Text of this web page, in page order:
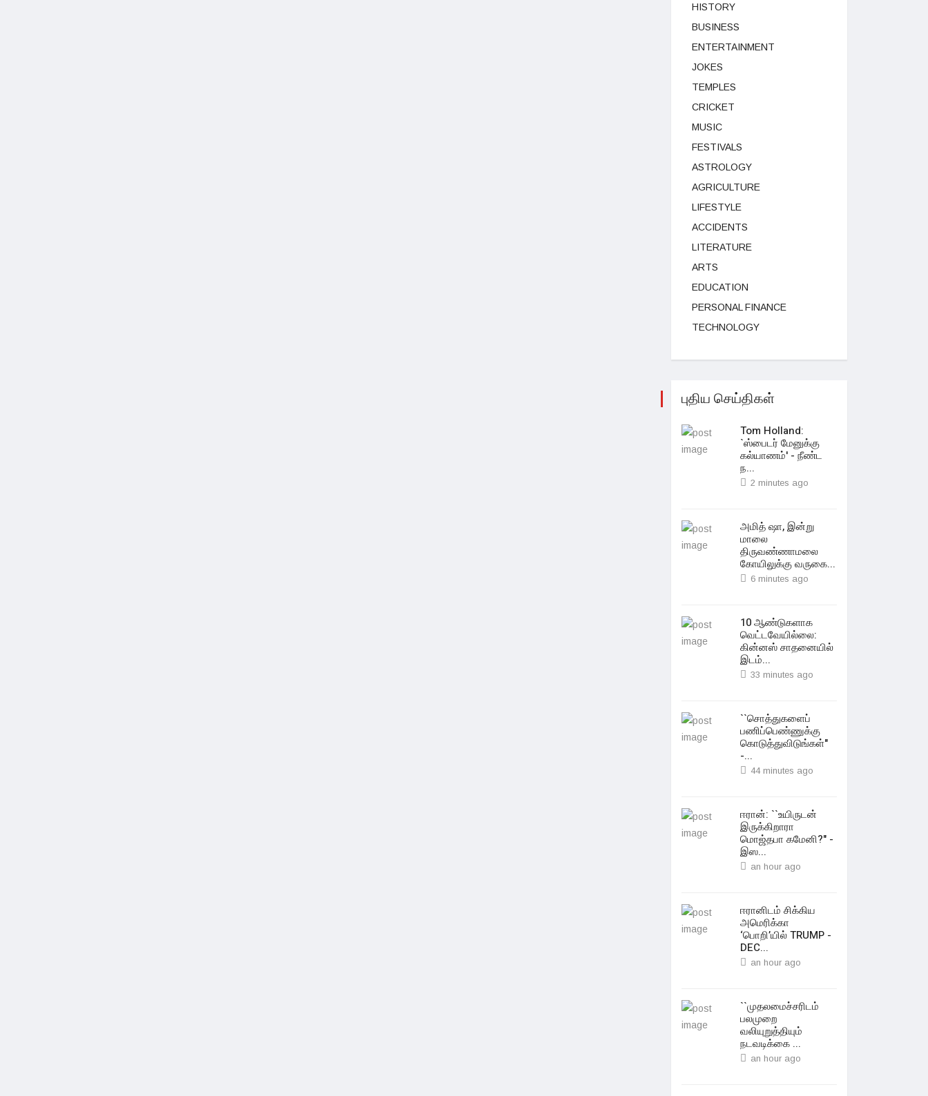
HISTORY
BUSINESS
ENTERTAINMENT
JOKES
TEMPLES
CRICKET
MUSIC
FESTIVALS
ASTROLOGY
AGRICULTURE
LIFESTYLE
ACCIDENTS
LITERATURE
ARTS
EDUCATION
PERSONAL FINANCE
TECHNOLOGY
புதிய செய்திகள்
Tom Holland:
`ஸ்பைடர் மேனுக்கு
கல்யாணம்' - நீண்ட
ந...
2 minutes ago
அமித் ஷா, இன்று
மாலை
திருவண்ணாமலை
கோயிலுக்கு வருகை...
6 minutes ago
10 ஆண்டுகளாக
வெட்டவேயில்லை:
கின்னஸ் சாதனையில்
இடம்...
33 minutes ago
``சொத்துகளைப்
பணிப்பெண்ணுக்கு
கொடுத்துவிடுங்கள்"
-...
44 minutes ago
ஈரான்: ``உயிருடன்
இருக்கிறாரா
மொஜ்தபா கமேனி?" -
இஸ...
an hour ago
ஈரானிடம் சிக்கிய
அமெரிக்கா
‘பொறி’யில் TRUMP -
DEC...
an hour ago
``முதலமைச்சரிடம்
பலமுறை
வலியுறுத்தியும்
நடவடிக்கை ...
an hour ago